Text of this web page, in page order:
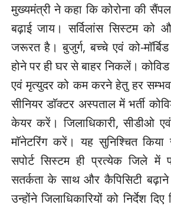
मुख्यमंत्री ने कहा कि कोरोना की
बढ़ाई जाय। सर्विलांस सिस्टम
जरूरत है। बुजुर्ग, बच्चे एवं को-
होने पर ही घर से बाहर निकलें।
एवं मृत्युदर को कम करने हेतु हर
सीनियर डाॅक्टर अस्पताल में भर्ती
केयर करें। जिलाधिकारी, सीडीओ
माॅनेटरिंग करें। यह सुनिश्चित
सपोर्ट सिस्टम ही प्रत्येक जिले में
सतर्कता के साथ और कैपिसिटी
उन्होंने जिलाधिकारियों को निर्देश